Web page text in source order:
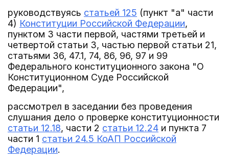
руководствуясь статьей 125 (пункт "а" части
4) Конституции Российской Федерации,
пунктом 3 части первой, частями третьей и
четвертой статьи 3, частью первой статьи 21,
статьями 36, 47.1, 74, 86, 96, 97 и 99
Федерального конституционного закона "О
Конституционном Суде Российской
Федерации",
рассмотрел в заседании без проведения
слушания дело о проверке конституционности
статьи 12.18, части 2 статьи 12.24 и пункта 7
части 1 статьи 24.5 КоАП Российской
Федерации.